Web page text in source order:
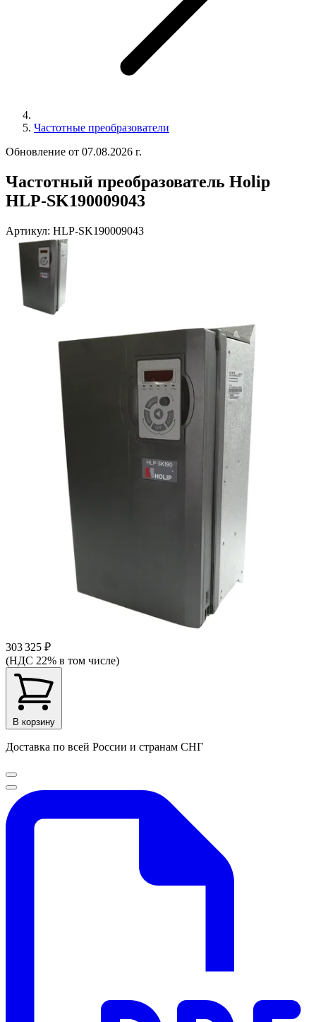
Частотные преобразователи
Обновление от 07.08.2026 г.
Частотный преобразователь Holip
HLP-SK190009043
Артикул: HLP-SK190009043
303 325 ₽
(НДС 22% в том числе)
В корзину
Доставка по всей России и странам СНГ